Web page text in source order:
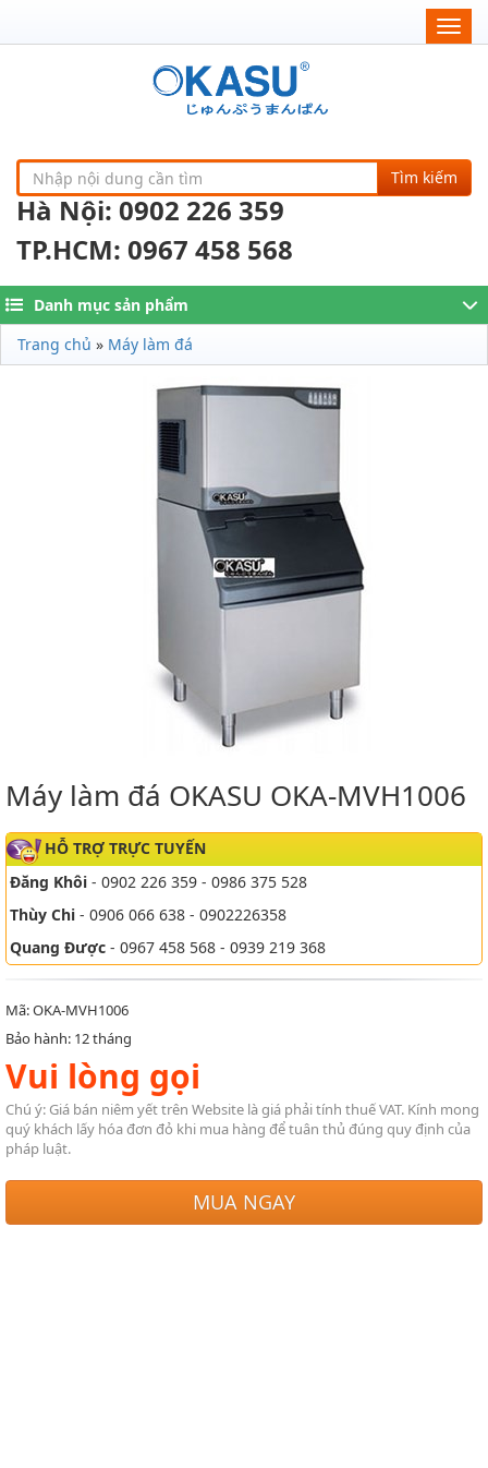
Tìm kiếm
Hà Nội: 0902 226 359
TP.HCM: 0967 458 568
Danh mục sản phẩm
Trang chủ » Máy làm đá
Máy làm đá OKASU OKA-MVH1006
HỖ TRỢ TRỰC TUYẾN
Đăng Khôi - 0902 226 359 - 0986 375 528
Thùy Chi - 0906 066 638 - 0902226358
Quang Được - 0967 458 568 - 0939 219 368
Mã: OKA-MVH1006
Bảo hành: 12 tháng
Vui lòng gọi
Chú ý: Giá bán niêm yết trên Website là giá phải tính thuế VAT. Kính mong
quý khách lấy hóa đơn đỏ khi mua hàng để tuân thủ đúng quy định của
pháp luật.
MUA NGAY